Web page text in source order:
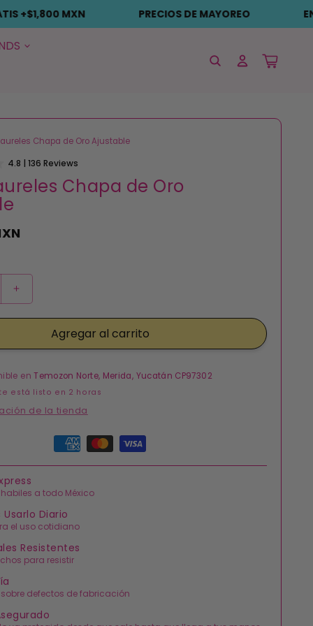
PRECIOS DE MAYOREO ENVÍO GRATIS +$1,800 MXN
Iniciar
sesión
Carrito
Chapa de Oro Ajustable
4.8 | 136 Reviews
Chapa de Oro
Aumentar
cantidad
para
Laureles
de
Oro
Agregar al carrito
enTemozon Norte, Merida, Yucatán CP97302
está listo en 2 horas
de la tienda
a todo México
Usarlo Diario
el uso cotidiano
Resistentes
para resistir
sobre defectos de fabricación